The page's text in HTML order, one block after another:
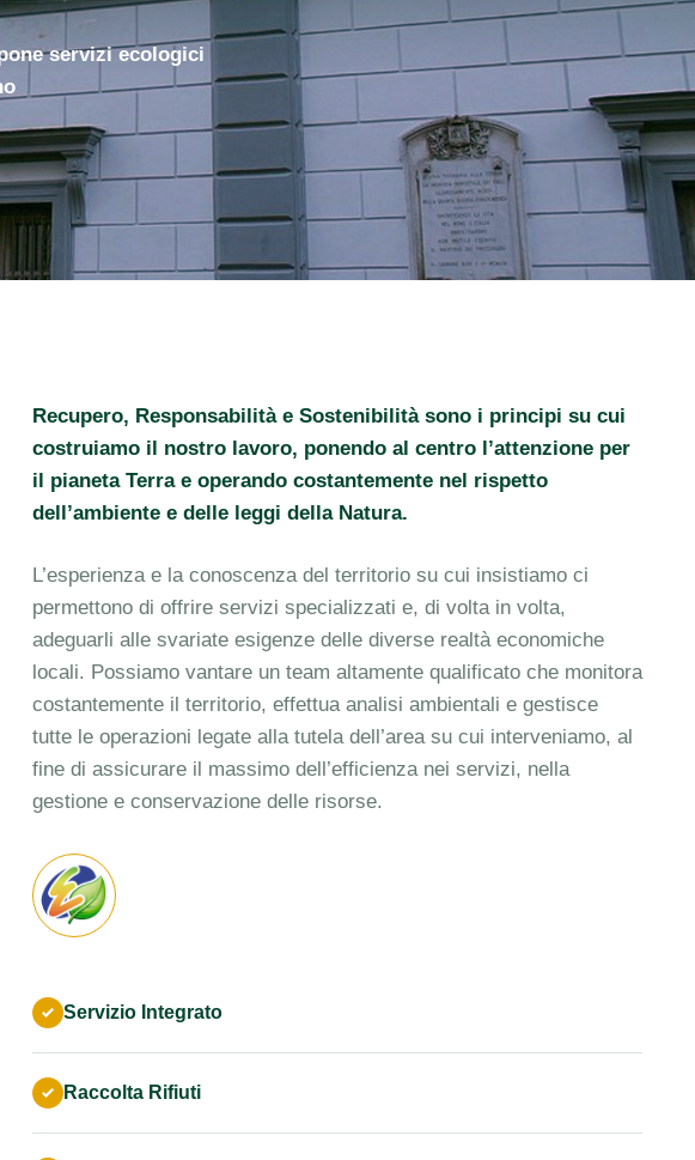
servizi ecologici
Recupero, Responsabilità e Sostenibilità sono i principi su cui
costruiamo il nostro lavoro, ponendo al centro l’attenzione per
il pianeta Terra e operando costantemente nel rispetto
dell’ambiente e delle leggi della Natura.
L’esperienza e la conoscenza del territorio su cui insistiamo ci
permettono di offrire servizi specializzati e, di volta in volta,
adeguarli alle svariate esigenze delle diverse realtà economiche
locali. Possiamo vantare un team altamente qualificato che monitora
costantemente il territorio, effettua analisi ambientali e gestisce
tutte le operazioni legate alla tutela dell’area su cui interveniamo, al
fine di assicurare il massimo dell’efficienza nei servizi, nella
gestione e conservazione delle risorse.
Servizio Integrato
Raccolta Rifiuti